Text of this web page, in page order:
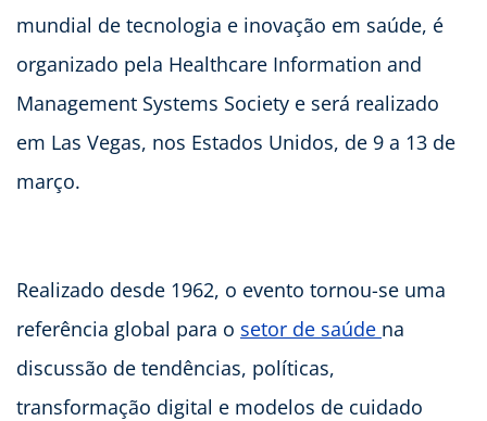
mundial de tecnologia e inovação em saúde, é
organizado pela Healthcare Information and
Management Systems Society e será realizado
em Las Vegas, nos Estados Unidos, de 9 a 13 de
março.
Realizado desde 1962, o evento tornou-se uma
referência global para o setor de saúde na
discussão de tendências, políticas,
transformação digital e modelos de cuidado